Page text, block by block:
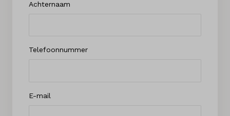
Achternaam
Telefoonnummer
E-mail